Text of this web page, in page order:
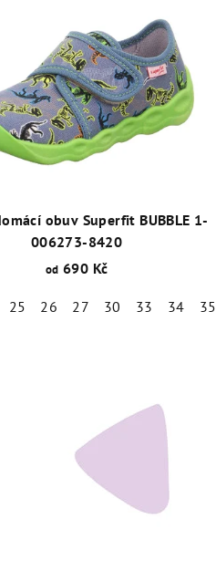
obuv Superfit BUBBLE 1-
006273-8420
od 690 Kč
25 26 27 30 33 34 35